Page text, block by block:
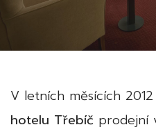
V letních měsících
hotelu Třebíč prodejní